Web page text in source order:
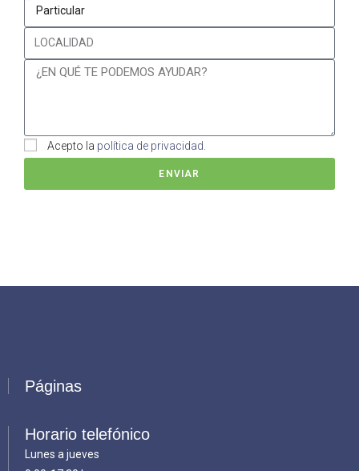
Acepto la política de privacidad.
ENVIAR
Páginas
Horario telefónico
Lunes a jueves